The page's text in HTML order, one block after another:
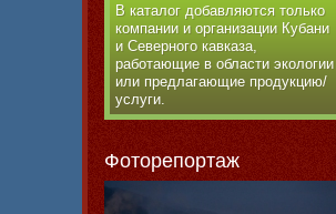
В каталог добавляются только
компании и организации Кубани
и Северного кавказа,
работающие в области экологии
или предлагающие продукцию/
услуги.
Фоторепортаж